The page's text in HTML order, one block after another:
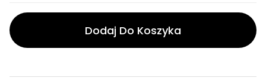
Dodaj Do Koszyka